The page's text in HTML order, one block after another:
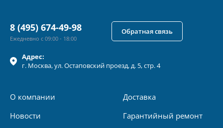
Адрес:
г. Москва, ул.Остаповский проезд, д. 5, стр. 4
О компании
Новости
Доставка
Гарантийный ремонт
8 (495) 674-49-98
Ежедневно с 09:00 - 18:00
Обратная связь